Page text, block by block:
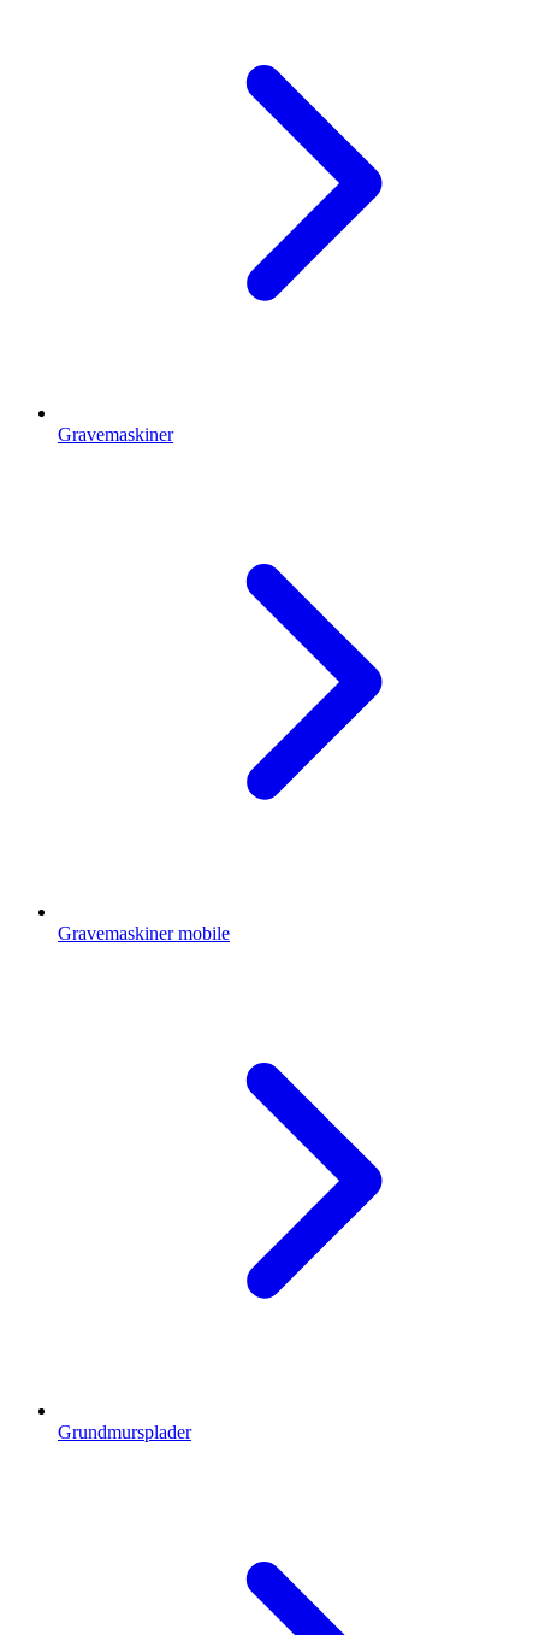
Gravemaskiner
Gravemaskiner mobile
Grundmursplader